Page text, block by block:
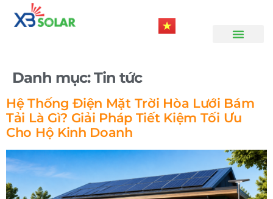
Danh mục:Tin tức
Hệ Thống Điện Mặt Trời Hòa Lưới Bám
Tải Là Gì? Giải Pháp Tiết Kiệm Tối Ưu
Cho Hộ Kinh Doanh